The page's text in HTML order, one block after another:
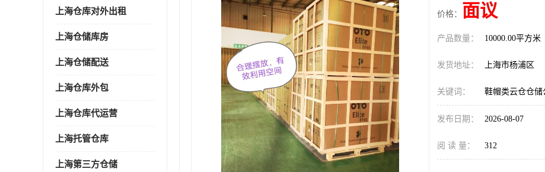
上海仓库对外出租
上海仓储库房
上海仓储配送
上海仓库外包
上海仓库代运营
上海托管仓库
上海第三方仓储
价格： 面议
产品数量： 10000.00平方米
发货地址： 上海市杨浦区
关键词： 鞋帽类云仓仓储
发布日期： 2026-08-07
阅 读 量： 312